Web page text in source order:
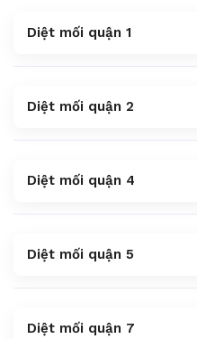
Diệt mối quận 1
Diệt mối quận 2
Diệt mối quận 4
Diệt mối quận 5
Diệt mối quận 7